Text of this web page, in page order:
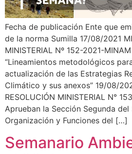
Fecha de publicación Ente que
de la norma Sumilla 17/08/2021
MINISTERIAL Nº 152-2021-
“Lineamientos metodológicos
actualización de las Estrategias
Climático y sus anexos” 19/08/
RESOLUCIÓN MINISTERIAL N°
Aprueban la Sección Segunda del
Organización y Funciones del […]
Semanario